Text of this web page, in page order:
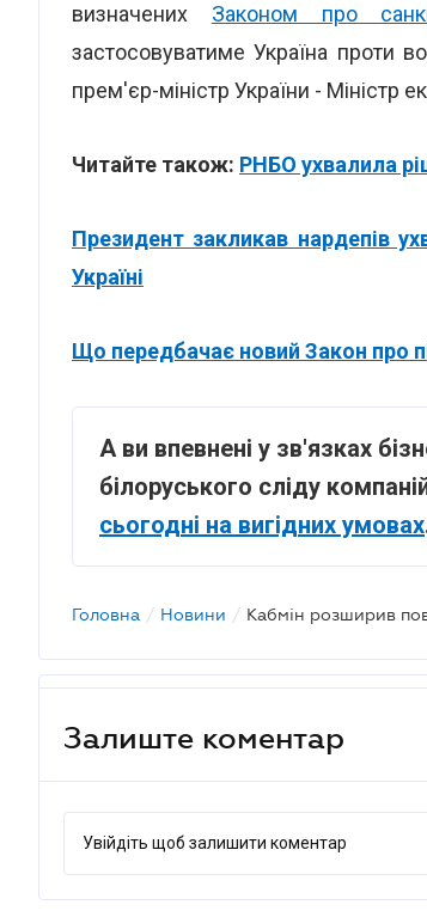
визначених Законом про
застосовуватиме Україна проти
прем'єр-міністр України - Міністр
Читайте також: РНБО ухвалила
Президент закликав нардепів
Україні
Що передбачає новий Закон про
А ви впевнені у зв'язках
білоруського сліду
сьогодні на вигідних умовах
Головна / Новини / Кабмін розширив
Залиште коментар
Увійдіть щоб залишити коментар